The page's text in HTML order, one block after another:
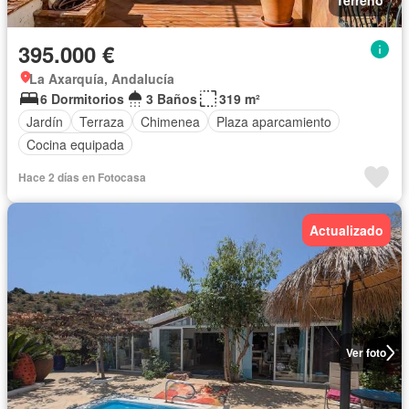
395.000 €
La Axarquía, Andalucía
6 Dormitorios
3 Baños
319 m²
Jardín
Terraza Chimenea
Plaza aparcamiento
Cocina equipada
Hace 2 días en Fotocasa
Ver foto
Actualizado